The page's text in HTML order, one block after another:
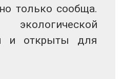
только сообща.
и открыты для